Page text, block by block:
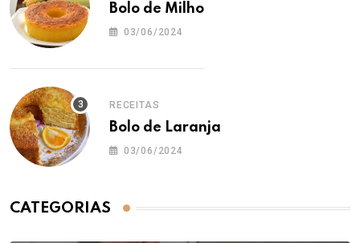
Bolo de Milho
03/06/2024
RECEITAS
Bolo de Laranja
03/06/2024
CATEGORIAS